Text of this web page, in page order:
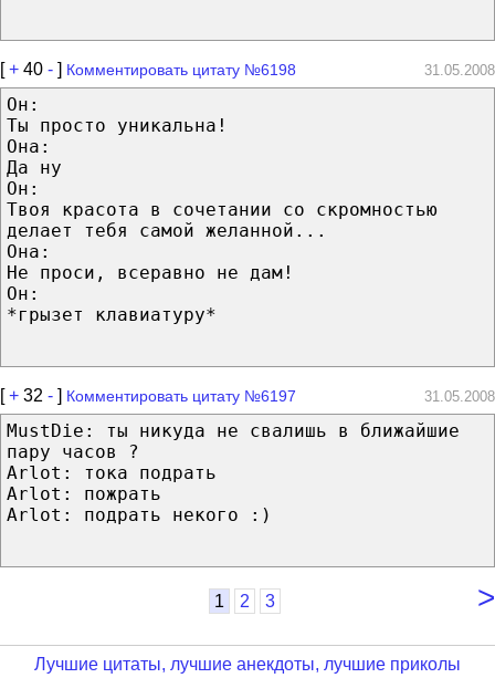
[+ 40 - ] Комментировать цитату №6198 31.05.2008
Он:
Ты просто уникальна!
Она:
Да ну
Он:
Твоя красота в сочетании со скромностью
делает тебя самой желанной...
Она:
Не проси, всеравно не дам!
Он:
*грызет клавиатуру*
[+ 32 - ] Комментировать цитату №6197 31.05.2008
MustDie: ты никуда не свалишь в ближайшие
пару часов ?
Arlot: тока подрать
Arlot: пожрать
Arlot: подрать некого :)
>
1 2 3
Лучшие цитаты, лучшие анекдоты, лучшие приколы